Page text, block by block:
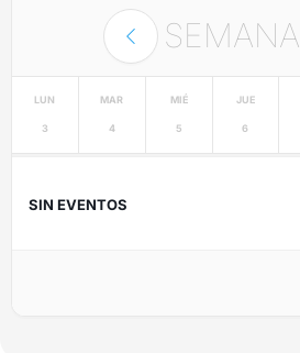
SEMANA
LUN
3
MAR
4
MIÉ
5
JUE
6
SIN EVENTOS